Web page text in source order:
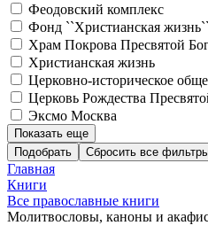
Феодовский комплекс
Фонд ``Христианская жизнь``
Храм Покрова Пресвятой
Христианская жизнь
Церковно-историческое
Церковь Рождества
Эксмо Москва
Показать еще
Подобрать
Главная
Книги
Все православные книги
Молитвословы, каноны и